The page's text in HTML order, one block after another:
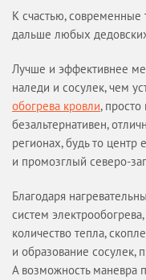
К счастью, современные
дальше любых
Лучше и эффективнее
наледи и сосулек, чем
обогрева кровли,
безальтернативен,
регионах, будь то центр
и промозглый северо-
Благодаря
систем
количество тепла,
и образование сосулек,
А возможность маневра